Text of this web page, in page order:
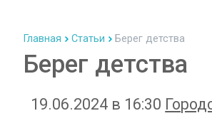
Главная Статьи Берег детства
Берег детства
19.06.2024 в 16:30